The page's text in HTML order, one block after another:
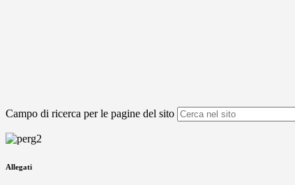
Campo di ricerca per le pagine del sito
Allegati